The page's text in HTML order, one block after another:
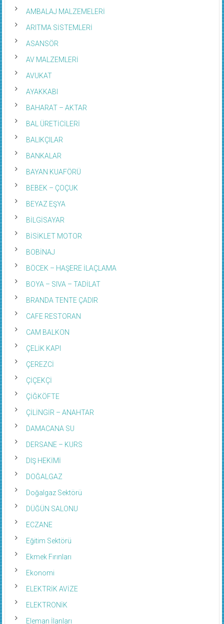
AMBALAJ MALZEMELERİ
ARITMA SİSTEMLERİ
ASANSÖR
AV MALZEMLERİ
AVUKAT
AYAKKABI
BAHARAT – AKTAR
BAL ÜRETİCİLERİ
BALIKÇILAR
BANKALAR
BAYAN KUAFÖRÜ
BEBEK – ÇOÇUK
BEYAZ EŞYA
BİLGİSAYAR
BİSİKLET MOTOR
BOBİNAJ
BÖCEK – HAŞERE İLAÇLAMA
BOYA – SIVA – TADİLAT
BRANDA TENTE ÇADIR
CAFE RESTORAN
CAM BALKON
ÇELİK KAPI
ÇEREZCİ
ÇİÇEKÇİ
ÇİĞKÖFTE
ÇİLİNGİR – ANAHTAR
DAMACANA SU
DERSANE – KURS
DIŞ HEKİMİ
DOĞALGAZ
Doğalgaz Sektörü
DÜĞÜN SALONU
ECZANE
Eğitim Sektörü
Ekmek Fırınları
Ekonomi
ELEKTRİK AVİZE
ELEKTRONİK
Eleman İlanları